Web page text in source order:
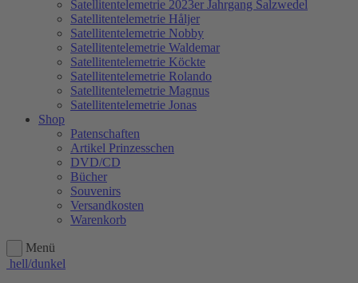
Satellitentelemetrie 2023er Jahrgang Salzwedel
Satellitentelemetrie Håljer
Satellitentelemetrie Nobby
Satellitentelemetrie Waldemar
Satellitentelemetrie Köckte
Satellitentelemetrie Rolando
Satellitentelemetrie Magnus
Satellitentelemetrie Jonas
Shop
Patenschaften
Artikel Prinzesschen
DVD/CD
Bücher
Souvenirs
Versandkosten
Warenkorb
Menü
hell/dunkel